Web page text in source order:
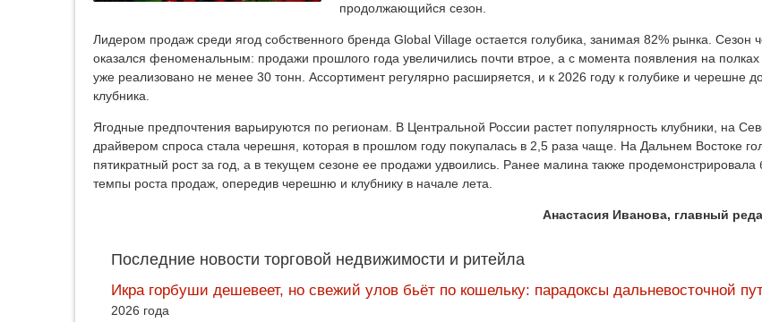
продолжающийся сезон.
Лидером продаж среди ягод собственного бренда Global Village остается голубика, занимая 82% рынка. Сезон
оказался феноменальным: продажи прошлого года увеличились почти втрое, а с момента появления на
уже реализовано не менее 30 тонн. Ассортимент регулярно расширяется, и к 2026 году к голубике и черешне
клубника.
Ягодные предпочтения варьируются по регионам. В Центральной России растет популярность клубники, на
драйвером спроса стала черешня, которая в прошлом году покупалась в 2,5 раза чаще. На Дальнем Востоке
пятикратный рост за год, а в текущем сезоне ее продажи удвоились. Ранее малина также продемонстрировала
темпы роста продаж, опередив черешню и клубнику в начале лета.
Анастасия Иванова, главный
Последние новости торговой недвижимости и ритейла
Икра горбуши дешевеет, но свежий улов бьёт по кошельку: парадоксы дальневосточной
2026 года